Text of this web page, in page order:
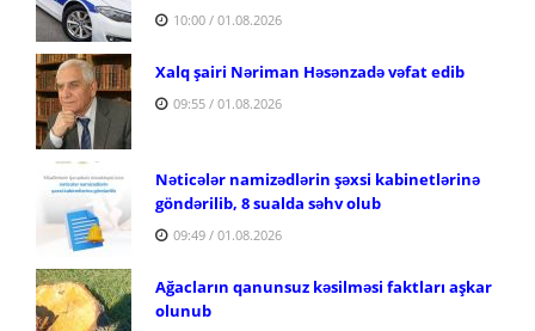
10:00 / 01.08.2026
Xalq şairi Nəriman Həsənzadə vəfat edib
09:55 / 01.08.2026
Nəticələr namizədlərin şəxsi kabinetlərinə
göndərilib, 8 sualda səhv olub
09:49 / 01.08.2026
Ağacların qanunsuz kəsilməsi faktları aşkar
olunub